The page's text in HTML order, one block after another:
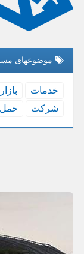
موضوعهای
خدمات بازار
شركت
حمل